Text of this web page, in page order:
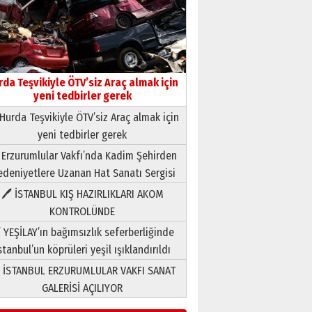
Teşvikiyle ÖTV’siz Araç almak için
yeni tedbirler gerek
Teşvikiyle ÖTV’siz Araç almak için
yeni tedbirler gerek
Vakfı’nda Kadim Şehirden
Uzanan Hat Sanatı Sergisi
🖊 İSTANBUL KIŞ HAZIRLIKLARI AKOM
KONTROLÜNDE
bağımsızlık seferberliğinde
köprüleri yeşil ışıklandırıldı
ERZURUMLULAR VAKFI SANAT
GALERİSİ AÇILIYOR
Neşat YALÇIN
Paranın Aile Kültüründeki Yeri
03 Ağustos 2026 Pazartesi
Yıldırım Gündoğdu
HAVVA’NIN ÜÇ KIZI
09 Temmuz 2026 Perşembe
Yusuf POLAT
Şampiyonluk Sebahattin
Şirin’e yazar